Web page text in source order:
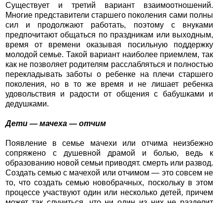
Существует и третий вариант взаимоотношений.
Многие представители старшего поколения сами полны
сил и продолжают работать, поэтому с внуками
предпочитают общаться по праздникам или выходным,
время от времени оказывая посильную поддержку
молодой семье. Такой вариант наиболее приемлем, так
как не позволяет родителям расслабляться и полностью
перекладывать заботы о ребенке на плечи старшего
поколения, но в то же время и не лишает ребенка
удовольствия и радости от общения с бабушками и
дедушками.
Дети — мачеха — отчим
Появление в семье мачехи или отчима неизбежно
сопряжено с душевной драмой и болью, ведь к
образованию новой семьи приводят. смерть или развод.
Создать семью с мачехой или отчимом — это совсем не
то, что создать семью новобрачных, поскольку в этом
процессе участвуют один или несколько детей, причем